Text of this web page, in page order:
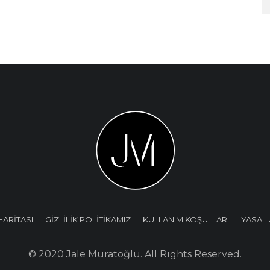
GİZLİLİK POLİTİKAMIZ KULLANIM KOŞULLARI YASAL
© 2020 Jale Muratoğlu. All Rights Reserved.